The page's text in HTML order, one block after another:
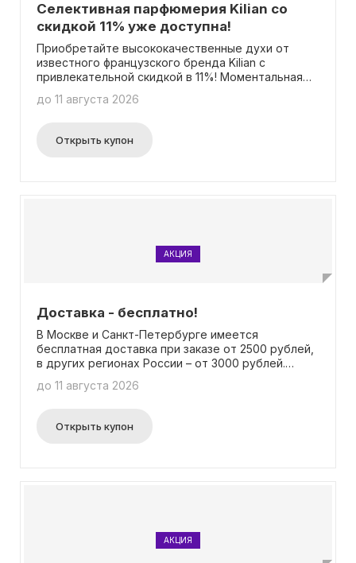
Селективная парфюмерия Kilian со
скидкой 11% уже доступна!
Приобретайте высококачественные духи от
известного французского бренда Kilian с
привлекательной скидкой в 11%! Моментальная
не потребуется вводить промокод для
до 11 августа 2026
Открыть купон
АКЦИЯ
Доставка - бесплатно!
В Москве и Санкт-Петербурге имеется
бесплатная доставка при заказе от 2500 рублей,
в других регионах России – от 3000 рублей.
изменяться в зависимости от выбранного
можно найти на официальном веб-сайте. В
данной акции применение промокода не
до 11 августа 2026
Открыть купон
АКЦИЯ